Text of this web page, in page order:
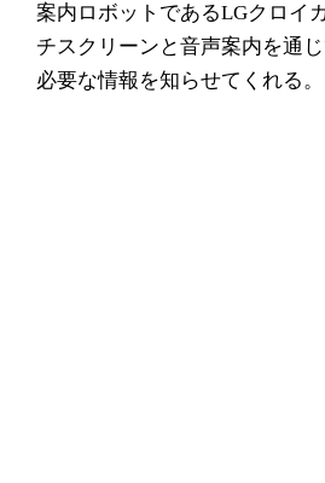
案内ロボットであるLGクロイ
チスクリーンと音声案内を通
必要な情報を知らせてくれる。